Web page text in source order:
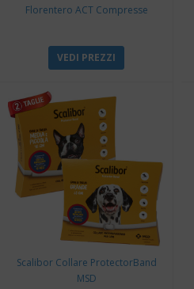
Florentero ACT Compresse
VEDI PREZZI
Scalibor Collare ProtectorBand
MSD